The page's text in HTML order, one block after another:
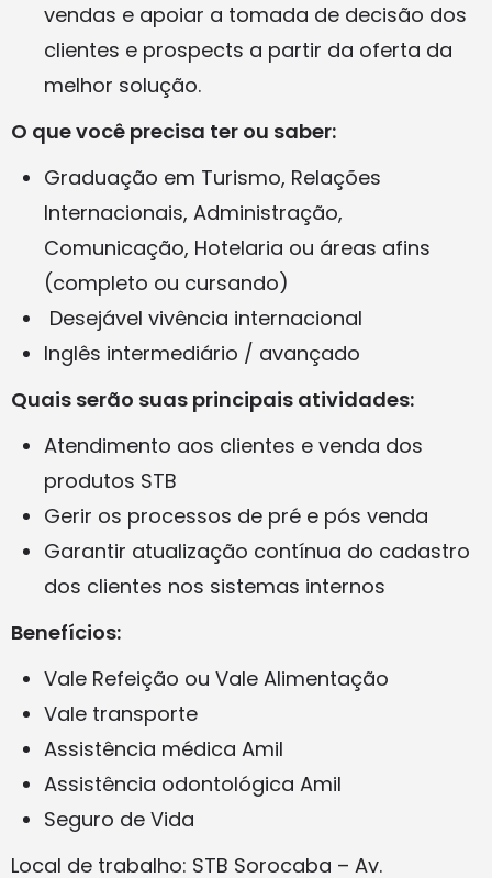
vendas e apoiar a tomada de decisão dos
clientes e prospects a partir da oferta da
melhor solução.
O que você precisa ter ou saber:
Graduação em Turismo, Relações
Internacionais, Administração,
Comunicação, Hotelaria ou áreas afins
(completo ou cursando)
Desejável vivência internacional
Inglês intermediário / avançado
Quais serão suas principais atividades:
Atendimento aos clientes e venda dos
produtos STB
Gerir os processos de pré e pós venda
Garantir atualização contínua do cadastro
dos clientes nos sistemas internos
Benefícios:
Vale Refeição ou Vale Alimentação
Vale transporte
Assistência médica Amil
Assistência odontológica Amil
Seguro de Vida
Local de trabalho: STB Sorocaba – Av.